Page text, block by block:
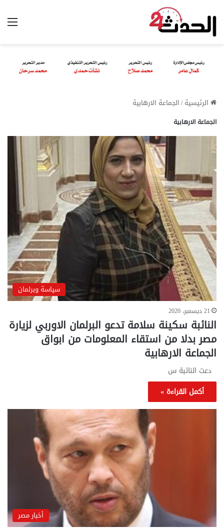
الرئيسية/الجماعة الارهابية
الجماعة الارهابية
سياسة وبرلمان
21 ديسمبر، 2020
النائبة سكينة سلامة تدعو البرلمان الاوربي لزيارة
مصر بدلا من استقاء المعلومات من ابواق
الجماعة الارهابية
دعت النائبة س
أكمل القراءة »
أخبار مصر